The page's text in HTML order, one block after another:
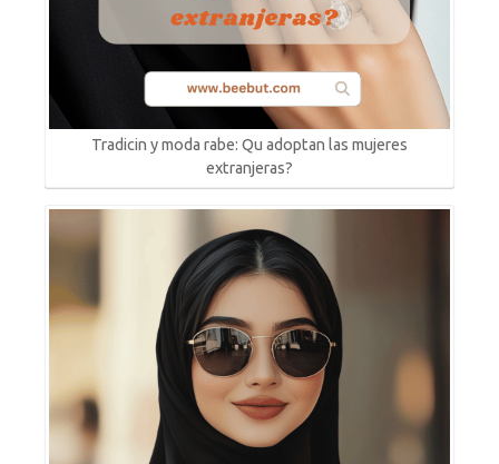
Tradicin y moda rabe: Qu adoptan las mujeres
extranjeras?